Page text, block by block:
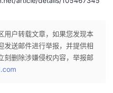
用户转载文章，如果您发现本
发送邮件进行举报，并提供相
刻删除涉嫌侵权内容，举报邮